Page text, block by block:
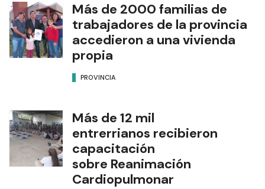
Más de 2000 familias de
trabajadores de la provincia
accedieron a una vivienda
propia
PROVINCIA
Más de 12 mil
entrerrianos recibieron
capacitación
sobre Reanimación
Cardiopulmonar